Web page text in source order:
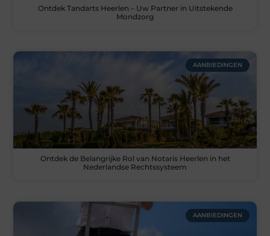
Ontdek Tandarts Heerlen – Uw Partner in Uitstekende
Mondzorg
AANBIEDINGEN
Ontdek de Belangrijke Rol van Notaris Heerlen in het
Nederlandse Rechtssysteem
AANBIEDINGEN